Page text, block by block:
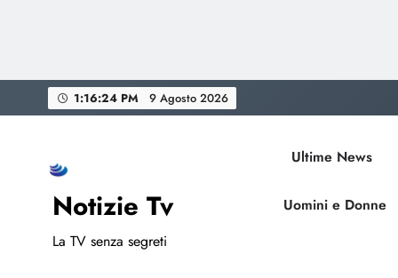
to
1:16:25 PM 9 Agosto 2026
Notizie Tv
La TV senza segreti
Ultime News
Uomini e Donne